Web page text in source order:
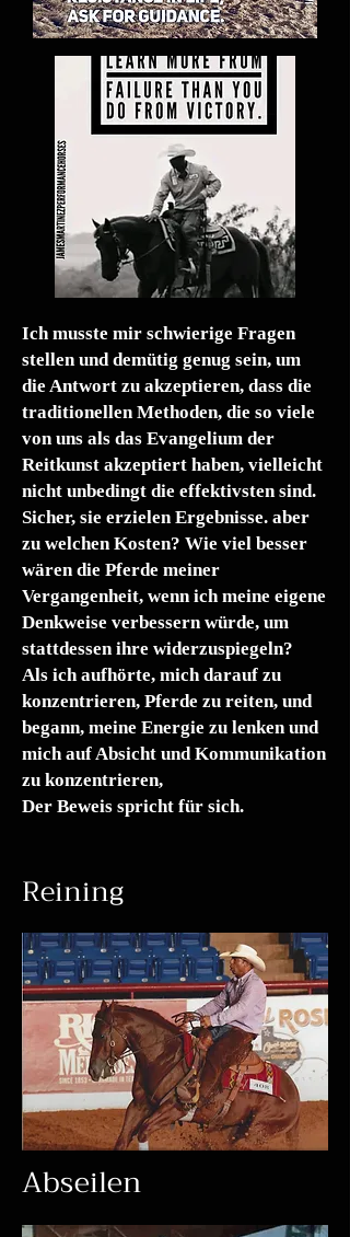
Ich musste mir schwierige Fragen
stellen und demütig genug sein, um
die Antwort zu akzeptieren, dass die
traditionellen Methoden, die so viele
von uns als das Evangelium der
Reitkunst akzeptiert haben, vielleicht
nicht unbedingt die effektivsten sind.
Sicher, sie erzielen Ergebnisse. aber
zu welchen Kosten? Wie viel besser
wären die Pferde meiner
Vergangenheit, wenn ich meine eigene
Denkweise verbessern würde, um
stattdessen ihre widerzuspiegeln?
Als ich aufhörte, mich darauf zu
konzentrieren, Pferde zu reiten, und
begann, meine Energie zu lenken und
mich auf Absicht und Kommunikation
zu konzentrieren,
Der Beweis spricht für sich.
Reining
Abseilen